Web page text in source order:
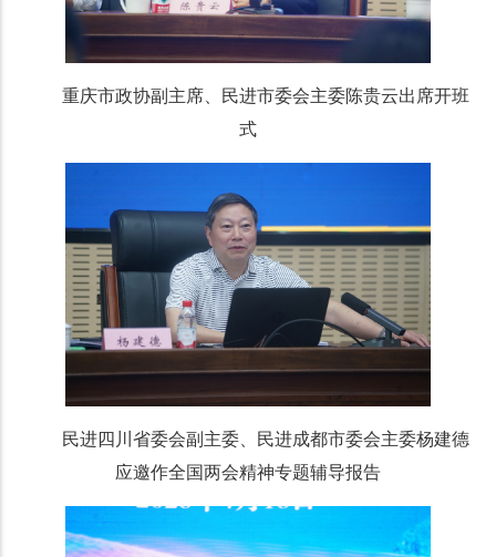
重庆市政协副主席、民进市委会主委陈贵云出席开班
式
民进四川省委会副主委、民进成都市委会主委杨建德
应邀作全国两会精神专题辅导报告